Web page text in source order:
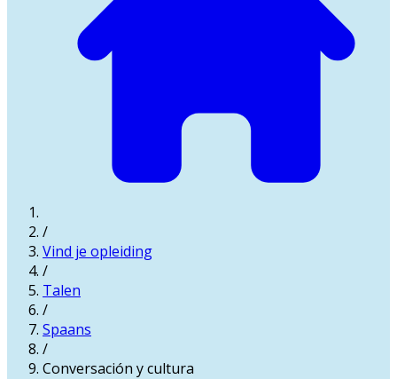
/
Vind je opleiding
/
Talen
/
Spaans
/
Conversación y cultura